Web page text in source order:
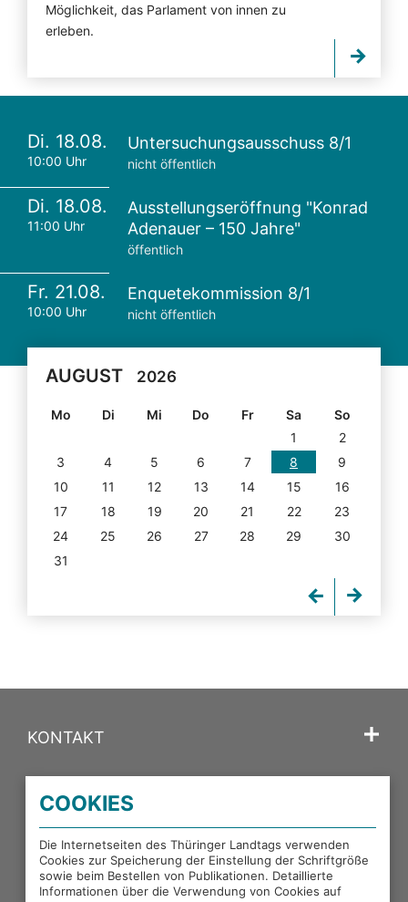
Möglichkeit, das Parlament von innen zu
erleben.
Di. 18.08.
10:00 Uhr
Untersuchungsausschuss 8/1
nicht öffentlich
Di. 18.08.
11:00 Uhr
Ausstellungseröffnung "Konrad
Adenauer – 150 Jahre"
öffentlich
Fr. 21.08.
10:00 Uhr
Enquetekommission 8/1
nicht öffentlich
AUGUST 2026
Mo Di Mi Do Fr Sa
So
1
2
3
4 5 6 7 8
9
10
11 12 13 14 15
16
17
18 19 20 21 22
23
24
25 26 27 28 29
30
31
KONTAKT
PORTALE DES THÜRINGER LANDTAGS
EXTERNE LINKS
COOKIES
Die Internetseiten des Thüringer Landtags verwenden
Cookies zur Speicherung der Einstellung der Schriftgröße
sowie beim Bestellen von Publikationen. Detaillierte
Informationen über die Verwendung von Cookies auf